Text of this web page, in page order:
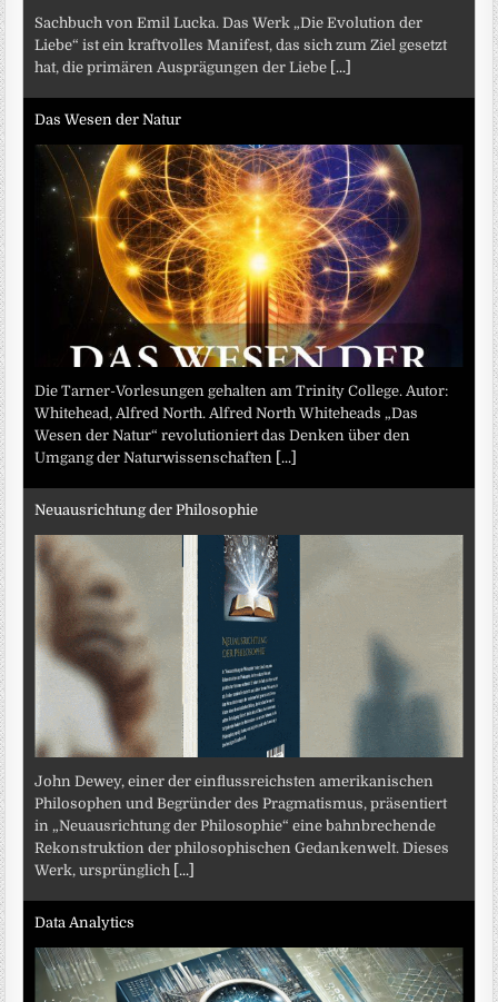
Sachbuch von Emil Lucka. Das Werk „Die Evolution der
Liebe“ ist ein kraftvolles Manifest, das sich zum Ziel gesetzt
hat, die primären Ausprägungen der Liebe [...]
Das Wesen der Natur
Die Tarner-Vorlesungen gehalten am Trinity College. Autor:
Whitehead, Alfred North. Alfred North Whiteheads „Das
Wesen der Natur“ revolutioniert das Denken über den
Umgang der Naturwissenschaften [...]
Neuausrichtung der Philosophie
John Dewey, einer der einflussreichsten amerikanischen
Philosophen und Begründer des Pragmatismus, präsentiert
in „Neuausrichtung der Philosophie“ eine bahnbrechende
Rekonstruktion der philosophischen Gedankenwelt. Dieses
Werk, ursprünglich [...]
Data Analytics